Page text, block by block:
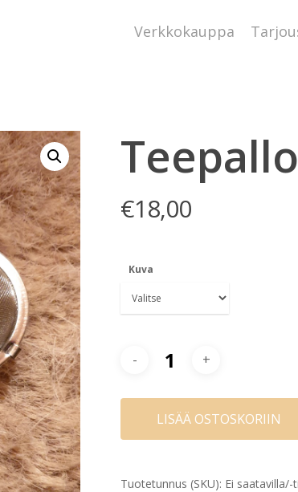
Verkkokauppa
€18,00
Kuva
LISÄÄ OSTOSKORIIN
Tuotetunnus (SKU): Ei saatavilla/-